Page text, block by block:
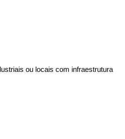
ou locais com infraestrutura